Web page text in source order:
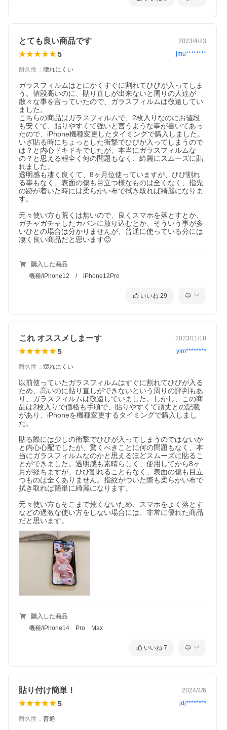
とても良い商品です 2023/4/23
5 jmu********
耐久性 ： 壊れにくい
ガラスフィルムはとにかくすぐに割れてひびが入ってしま
う。値段高いのに、貼り直しが出来ないと周りの人達が
散々な事を言っていたので、ガラスフィルムは敬遠してい
ました。
こちらの商品はガラスフィルムで、2枚入りなのにお値段
も安くて、貼りやすくて強いと言うような事が書いてあっ
たので、iPhone機種変更したタイミングで購入しました。
いざ貼る時にちょっとした衝撃でひびが入ってしまうので
は？と内心ドキドキでしたが、本当にガラスフィルムな
の？と思える程全く何の問題もなく、綺麗にスムーズに貼
れました。
透明感も凄く良くて、8ヶ月位使っていますが、ひび割れ
る事もなく、表面の傷も目立つ様なものは全くなく、指先
の跡が着いた時には柔らかい布で拭き取れば綺麗になりま
す。
元々使い方も荒くは無いので、良くスマホを落とすとか、
ガチャガチャしたカバンに放り込むとか、そういう事が多
いひとの場合は分かりませんが、普通に使っている分には
凄く良い商品だと思います😊
購入した商品
機種/iPhone12 / iPhone12Pro
いいね 29
これ オススメしまーす 2023/11/18
5 yim********
耐久性 ： 壊れにくい
以前使っていたガラスフィルムはすぐに割れてひびが入る
ため、高いのに貼り直しができないという周りの評判もあ
り、ガラスフィルムは敬遠していました。しかし、この商
品は2枚入りで価格も手頃で、貼りやすくて頑丈との記載
があり、iPhoneを機種変更するタイミングで購入しまし
た。
貼る際には少しの衝撃でひびが入ってしまうのではないか
と内心心配でしたが、驚くべきことに何の問題もなく、本
当にガラスフィルムなのかと思えるほどスムーズに貼るこ
とができました。透明感も素晴らしく、使用してから8ヶ
月が経ちますが、ひび割れることもなく、表面の傷も目立
つものは全くありません。指紋がついた際も柔らかい布で
拭き取れば簡単に綺麗になります。
元々使い方もそこまで荒くないため、スマホをよく落とす
などの過激な使い方をしない場合には、非常に優れた商品
だと思います。
購入した商品
機種/iPhone14 Pro Max
いいね 7
貼り付け簡単！ 2024/4/6
5 jdj********
耐久性 ： 普通